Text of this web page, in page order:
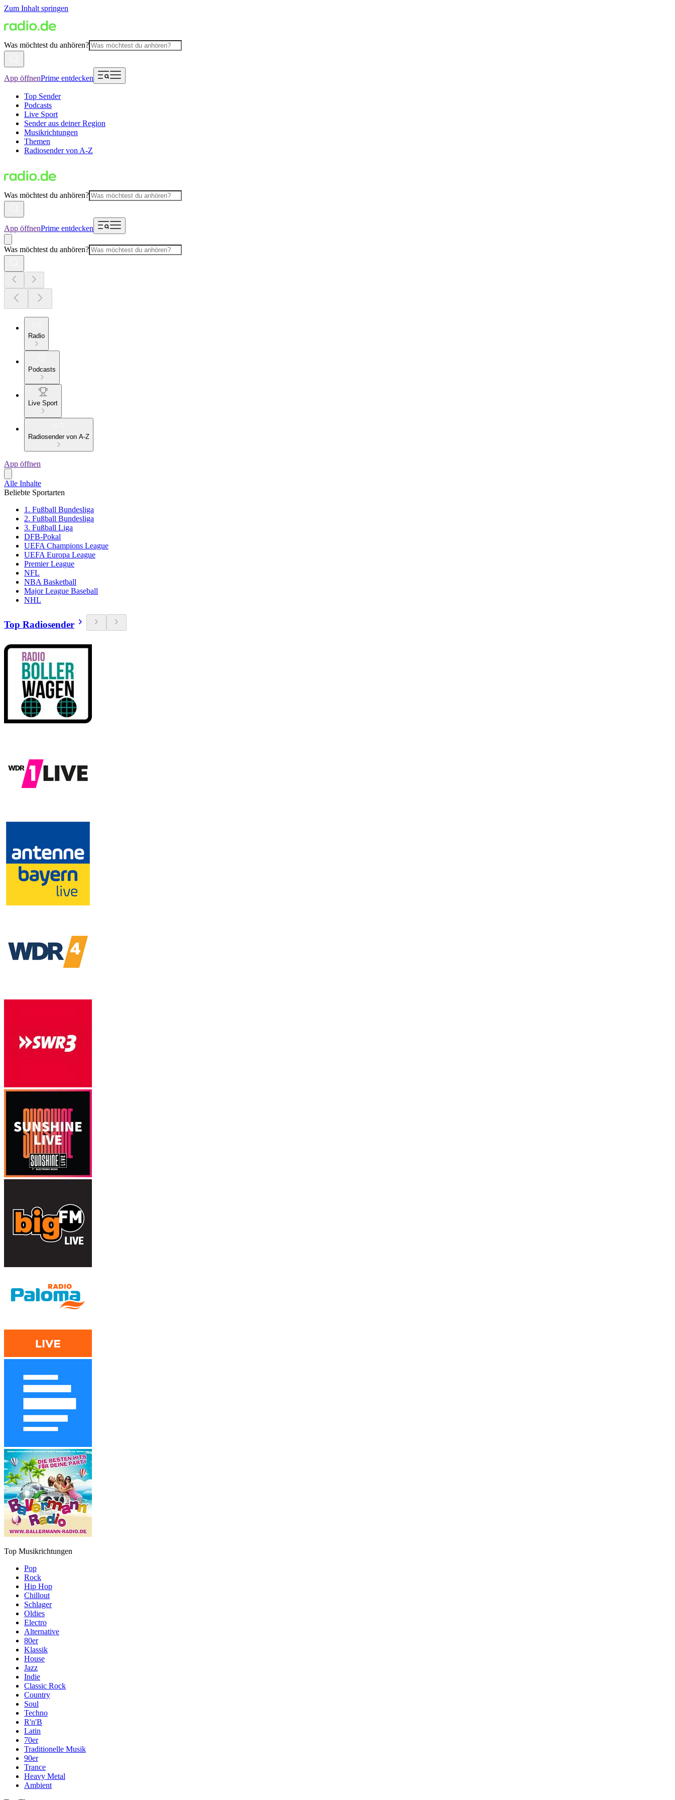
Zum Inhalt springen
Was möchtest du anhören?
App öffnenPrime entdecken
Top Sender
Podcasts
Live Sport
Sender aus deiner Region
Musikrichtungen
Themen
Radiosender von A-Z
Was möchtest du anhören?
App öffnenPrime entdecken
Was möchtest du anhören?
Radio
Podcasts
Live Sport
Radiosender von A-Z
App öffnen
Alle Inhalte
Beliebte Sportarten
1. Fußball Bundesliga
2. Fußball Bundesliga
3. Fußball Liga
DFB-Pokal
UEFA Champions League
UEFA Europa League
Premier League
NFL
NBA Basketball
Major League Baseball
NHL
Top Radiosender
Top Musikrichtungen
Pop
Rock
Hip Hop
Chillout
Schlager
Oldies
Electro
Alternative
80er
Klassik
House
Jazz
Indie
Classic Rock
Country
Soul
Techno
R'n'B
Latin
70er
Traditionelle Musik
90er
Trance
Heavy Metal
Ambient